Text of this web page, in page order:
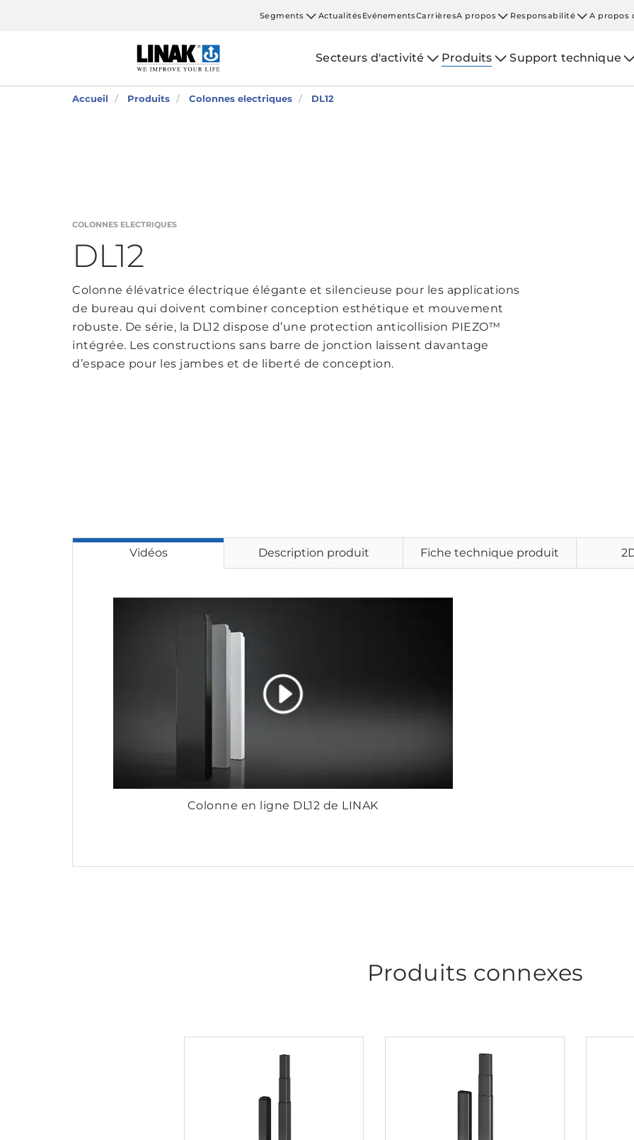
Segments ActualitésEvénementsCarrièresA propos Responsabilité A propos
Secteurs d'activité Produits Support technique
Accueil Produits Colonnes electriques DL12
COLONNES ELECTRIQUES
DL12
Colonne élévatrice électrique élégante et silencieuse pour les applications
de bureau qui doivent combiner conception esthétique et mouvement
robuste. De série, la DL12 dispose d’une protection anticollision PIEZO™
intégrée. Les constructions sans barre de jonction laissent davantage
d’espace pour les jambes et de liberté de conception.
Vidéos Description produit Fiche technique produit
Colonne en ligne DL12 de LINAK
Produits connexes